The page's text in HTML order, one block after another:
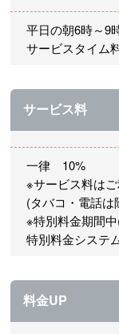
平日の朝6時～9
サービスタイム
サービス料
一律 10%
※サービス料は
(タバコ・電話は
※特別料金期間
特別料金システ
料金UP